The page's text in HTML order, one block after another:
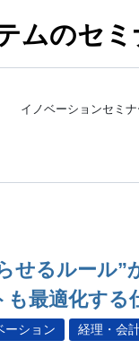
ムのセミ
イノベーションセミナ
せるルール”
最適化する
ーション 経理・会